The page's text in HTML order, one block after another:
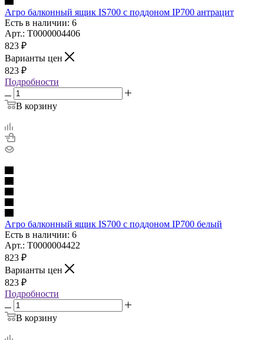
Агро балконный ящик IS700 с поддоном IP700 антрацит
Есть в наличии: 6
Арт.: Т0000004406
823 ₽
Варианты цен
823 ₽
Подробности
В корзину
Агро балконный ящик IS700 с поддоном IP700 белый
Есть в наличии: 6
Арт.: Т0000004422
823 ₽
Варианты цен
823 ₽
Подробности
В корзину